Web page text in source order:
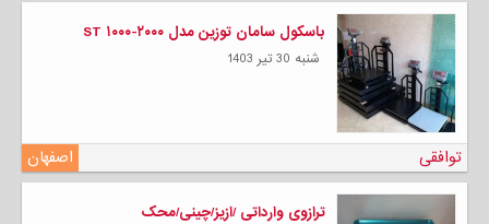
باسکول سامان توزین مدل ST ۱۰۰۰-۲۰۰۰
شنبه 30 تیر 1403
اصفهان توافقی
ترازوی وارداتی /ازیز/چینی/محک